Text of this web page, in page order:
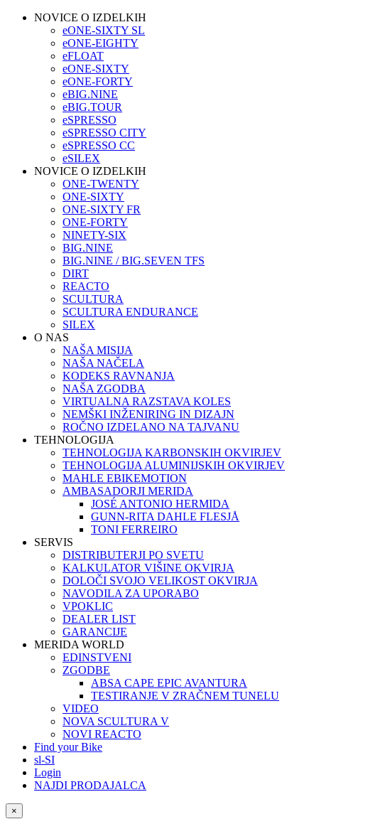
NOVICE O IZDELKIH
eONE-SIXTY SL
eONE-EIGHTY
eFLOAT
eONE-SIXTY
eONE-FORTY
eBIG.NINE
eBIG.TOUR
eSPRESSO
eSPRESSO CITY
eSPRESSO CC
eSILEX
NOVICE O IZDELKIH
ONE-TWENTY
ONE-SIXTY
ONE-SIXTY FR
ONE-FORTY
NINETY-SIX
BIG.NINE
BIG.NINE / BIG.SEVEN TFS
DIRT
REACTO
SCULTURA
SCULTURA ENDURANCE
SILEX
O NAS
NAŠA MISIJA
NAŠA NAČELA
KODEKS RAVNANJA
NAŠA ZGODBA
VIRTUALNA RAZSTAVA KOLES
NEMŠKI INŽENIRING IN DIZAJN
ROČNO IZDELANO NA TAJVANU
TEHNOLOGIJA
TEHNOLOGIJA KARBONSKIH OKVIRJEV
TEHNOLOGIJA ALUMINIJSKIH OKVIRJEV
MAHLE EBIKEMOTION
AMBASADORJI MERIDA
JOSÉ ANTONIO HERMIDA
GUNN-RITA DAHLE FLESJÅ
TONI FERREIRO
SERVIS
DISTRIBUTERJI PO SVETU
KALKULATOR VIŠINE OKVIRJA
DOLOČI SVOJO VELIKOST OKVIRJA
NAVODILA ZA UPORABO
VPOKLIC
DEALER LIST
GARANCIJE
MERIDA WORLD
EDINSTVENI
ZGODBE
ABSA CAPE EPIC AVANTURA
TESTIRANJE V ZRAČNEM TUNELU
VIDEO
NOVA SCULTURA V
NOVI REACTO
Find your Bike
sl-SI
Login
NAJDI PRODAJALCA
×